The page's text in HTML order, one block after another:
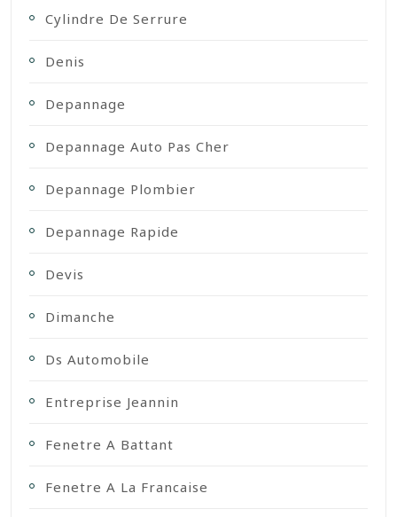
Cylindre De Serrure
Denis
Depannage
Depannage Auto Pas Cher
Depannage Plombier
Depannage Rapide
Devis
Dimanche
Ds Automobile
Entreprise Jeannin
Fenetre A Battant
Fenetre A La Francaise